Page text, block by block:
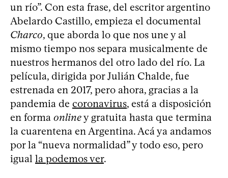
un río”. Con esta frase, del escritor argentino
Abelardo Castillo, empieza el documental
Charco, que aborda lo que nos une y al
mismo tiempo nos separa musicalmente de
nuestros hermanos del otro lado del río. La
película, dirigida por Julián Chalde, fue
estrenada en 2017, pero ahora, gracias a la
pandemia de coronavirus, está a disposición
en forma onliney gratuita hasta que termina
la cuarentena en Argentina. Acá ya andamos
por la “nueva normalidad” y todo eso, pero
igual la podemos ver.